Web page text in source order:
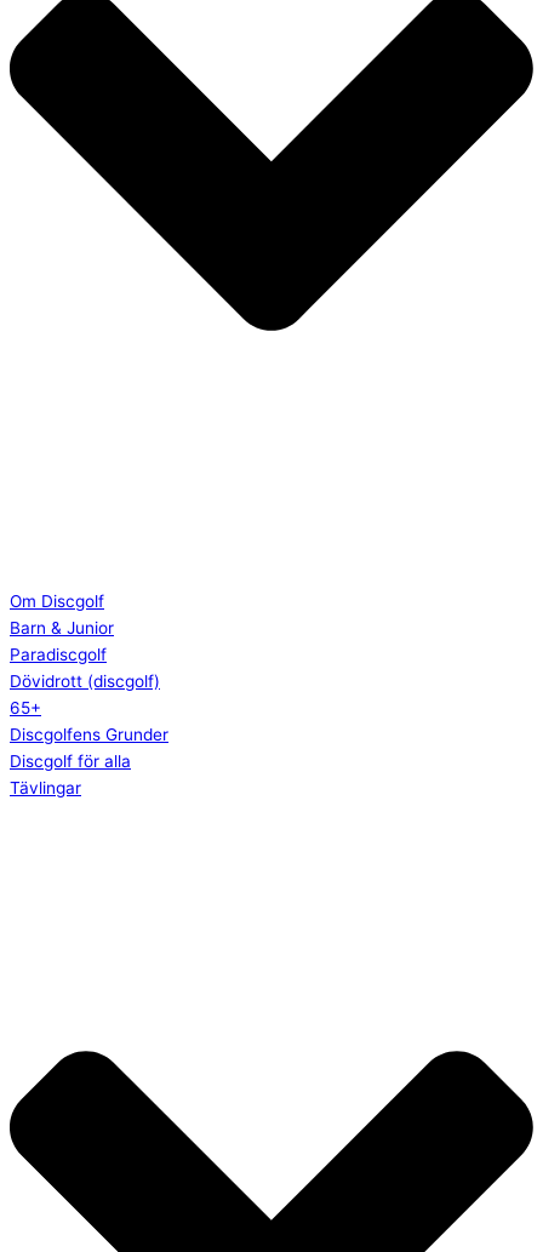
Om Discgolf
Barn & Junior
Paradiscgolf
Dövidrott (discgolf)
65+
Discgolfens Grunder
Discgolf för alla
Tävlingar